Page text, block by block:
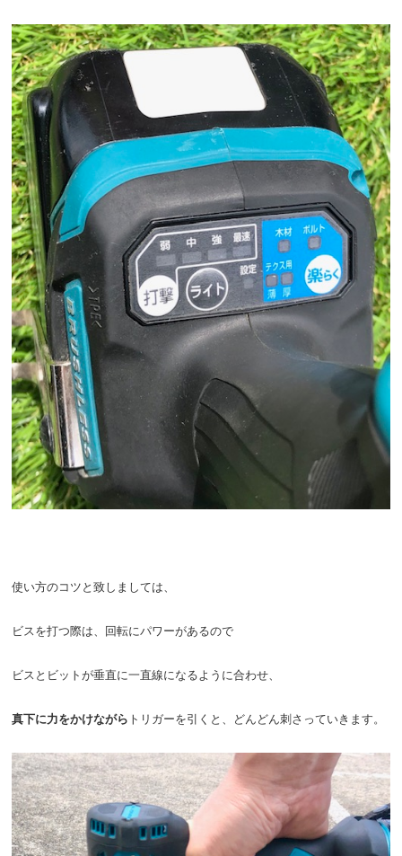
使い方のコツと致しましては、
ビスを打つ際は、回転にパワーがあるので
ビスとビットが垂直に一直線になるように合わせ、
真下に力をかけながら トリガーを引くと、どんどん刺さっていきます。